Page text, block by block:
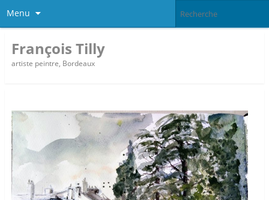
Menu
François Tilly
artiste peintre, Bordeaux